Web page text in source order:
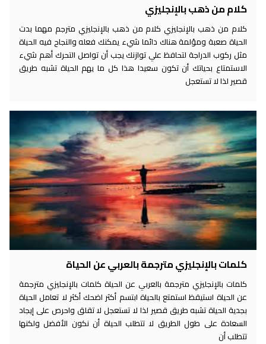
كلام من ذهب بالإنجليزي
كلام من ذهب بالإنجليزي كلام من ذهب بالإنجليزي مترجم مهما بدت
الحياة صعبة ومؤلمة هناك دائما شيء يمكنك فعله والنجاح فيه الحياة
مثل ركوب الدراجة لتحافظ علي توازنك يجب أن تواصل التحرك أهم شيء
الاستمتاع بحياتك أن تكون سعيدا هذا كل ما يهم الحياة تشبه طريق
قصير لذا لا تستعجل
كلمات بالإنجليزي مترجمة بالعربي عن الحياة
كلمات بالإنجليزي مترجمة بالعربي عن الحياة كلمات بالإنجليزي مترجمة
عن الحياة استيقظ استمتع بالحياة ابتسم أكثر اضحك أكثر لا تعامل الحياة
بجدية الحياة تشبه طريق قصير لذا لا تستعجل لا تقلق واحرص على إيجاد
السعادة على طول الطريق لا تتطلب الحياة أن نكون الأفضل ولكنها
تتطلب أن